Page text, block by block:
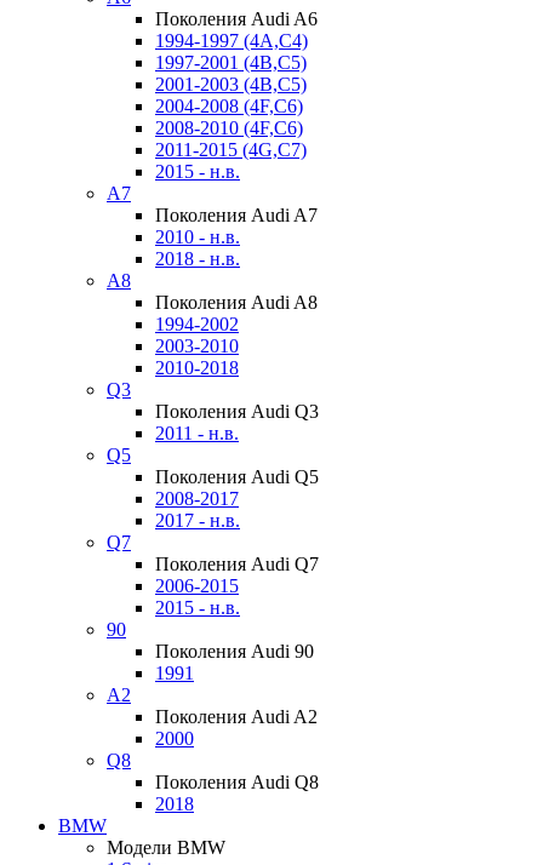
Поколения Audi A6
1994-1997 (4A,C4)
1997-2001 (4B,C5)
2001-2003 (4B,C5)
2004-2008 (4F,C6)
2008-2010 (4F,C6)
2011-2015 (4G,C7)
2015 - н.в.
A7
Поколения Audi A7
2010 - н.в.
2018 - н.в.
A8
Поколения Audi A8
1994-2002
2003-2010
2010-2018
Q3
Поколения Audi Q3
2011 - н.в.
Q5
Поколения Audi Q5
2008-2017
2017 - н.в.
Q7
Поколения Audi Q7
2006-2015
2015 - н.в.
90
Поколения Audi 90
1991
A2
Поколения Audi A2
2000
Q8
Поколения Audi Q8
2018
BMW
Модели BMW